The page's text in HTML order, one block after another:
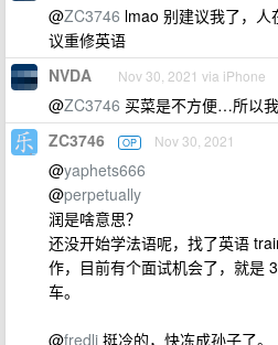
@ZC3746 lmao 别建议我了，
议重修英语
NVDA Nov 30, 2021 via iPhone
@ZC3746 买菜是不方便…所以
ZC3746 OP Nov 30, 2021
@yaphets666
@perpetually
润是啥意思？
还没开始学法语呢，找了英语
作，目前有个面试机会了，就是
车。
@fredli 挺冷的，快冻成孙子了。